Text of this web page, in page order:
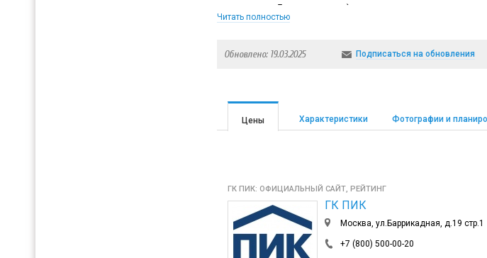
мин., далее 5 мин. пешком)
Читать полностью
Обновлено: 19.03.2025 Подписаться на обновления
Цены Характеристики Фотографии и
ГК ПИК: ОФИЦИАЛЬНЫЙ САЙТ, РЕЙТИНГ
ГК ПИК
Москва, ул.Баррикадная, д.19 стр.1
+7 (800) 500-00-20